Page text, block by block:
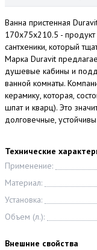
Ванна пристенная
170х75х210.5 -
сантхеники, который
Марка Duravit
душевые кабины и
ванной комнаты.
керамику, которая,
шпат и кварц). Это
долговечные,
Технические
Применение:
Материал:
Установка:
Объем (л.):
Внешние свойства